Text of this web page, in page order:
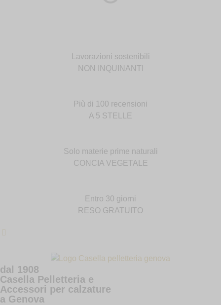
Lavorazioni sostenibili
NON INQUINANTI
Più di 100 recensioni
A 5 STELLE
Solo materie prime naturali
CONCIA VEGETALE
Entro 30 giorni
RESO GRATUITO
dal 1908
Casella Pelletteria e
Accessori per calzature
a Genova